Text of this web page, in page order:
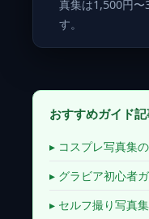
真集は1,500円
す。
おすすめガイド
▸ コスプレ写真集
▸ グラビア初心者
▸ セルフ撮り写真